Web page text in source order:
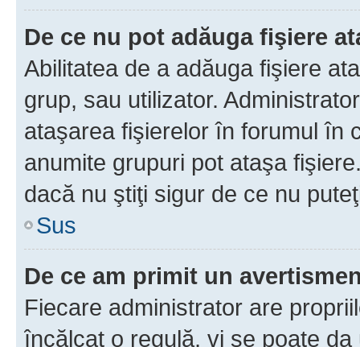
De ce nu pot adăuga fişiere
Abilitatea de a adăuga fişiere
grup, sau utilizator.
ataşarea fişierelor în forumul în
anumite grupuri pot ataşa
dacă nu ştiţi sigur de ce nu
Sus
De ce am primit un
Fiecare administrator are
încălcat o regulă, vi se poate